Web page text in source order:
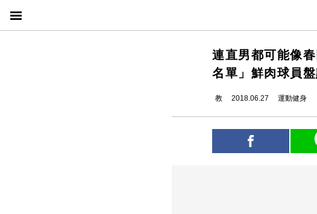
連直男都可能像
名單」鮮肉球員盤
教 2018.06.27 運動健身